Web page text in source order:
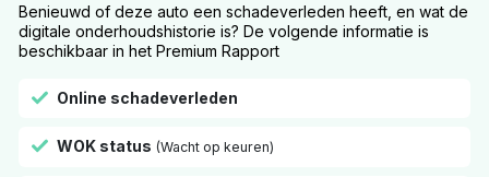
Benieuwd of deze auto een schadeverleden heeft, en wat de
digitale onderhoudshistorie is? De volgende informatie is
beschikbaar in het Premium Rapport
Online schadeverleden
WOK status (Wacht op keuren)